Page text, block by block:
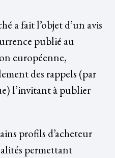
a fait l’objet d’un avis
publié au
européenne,
des rappels (par
l’invitant à publier
profils d’acheteur
permettant